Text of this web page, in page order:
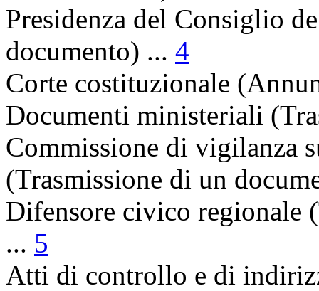
Presidenza del Consiglio
documento) ... 4
Corte costituzionale
Documenti ministeriali
Commissione di vigilanza
(Trasmissione di un
Difensore civico regionale
... 5
Atti di controllo e di